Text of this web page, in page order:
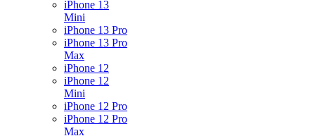
iPhone 13
Mini
iPhone 13 Pro
iPhone 13 Pro
Max
iPhone 12
iPhone 12
Mini
iPhone 12 Pro
iPhone 12 Pro
Max